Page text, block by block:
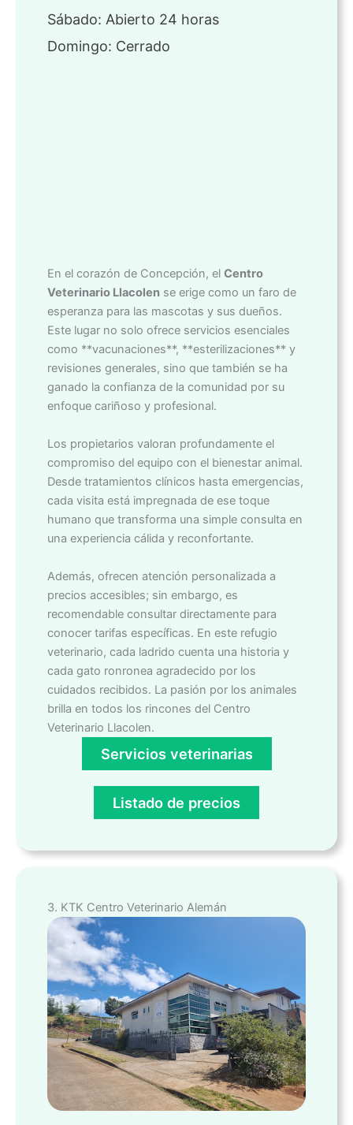
Sábado: Abierto 24 horas
Domingo: Cerrado
En el corazón de Concepción, el Centro
Veterinario Llacolen se erige como un faro de
esperanza para las mascotas y sus dueños.
Este lugar no solo ofrece servicios esenciales
como **vacunaciones**, **esterilizaciones** y
revisiones generales, sino que también se ha
ganado la confianza de la comunidad por su
enfoque cariñoso y profesional.
Los propietarios valoran profundamente el
compromiso del equipo con el bienestar animal.
Desde tratamientos clínicos hasta emergencias,
cada visita está impregnada de ese toque
humano que transforma una simple consulta en
una experiencia cálida y reconfortante.
Además, ofrecen atención personalizada a
precios accesibles; sin embargo, es
recomendable consultar directamente para
conocer tarifas específicas. En este refugio
veterinario, cada ladrido cuenta una historia y
cada gato ronronea agradecido por los
cuidados recibidos. La pasión por los animales
brilla en todos los rincones del Centro
Veterinario Llacolen.
Servicios veterinarias
Listado de precios
3. KTK Centro Veterinario Alemán